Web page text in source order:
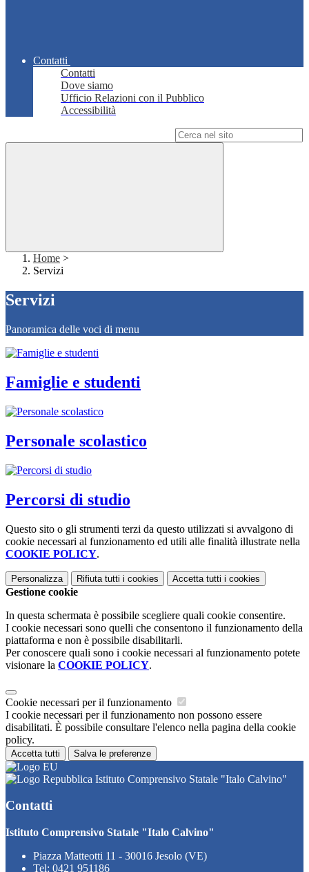
Contatti
Contatti
Dove siamo
Ufficio Relazioni con il Pubblico
Accessibilità
Home >
Servizi
Servizi
Panoramica delle voci di menu
Famiglie e studenti
Personale scolastico
Percorsi di studio
Questo sito o gli strumenti terzi da questo utilizzati si avvalgono di
cookie necessari al funzionamento ed utili alle finalità illustrate nella
COOKIE POLICY.
Personalizza Rifiuta tutti i cookies Accetta tutti i cookies
Gestione cookie
In questa schermata è possibile scegliere quali cookie consentire.
I cookie necessari sono quelli che consentono il funzionamento della
piattaforma e non è possibile disabilitarli.
Per conoscere quali sono i cookie necessari al funzionamento potete
visionare la COOKIE POLICY.
Cookie necessari per il funzionamento
I cookie necessari per il funzionamento non possono essere
disabilitati. È possibile consultare l'elenco nella pagina della cookie
policy.
Accetta tutti Salva le preferenze
Istituto Comprensivo Statale "Italo Calvino"
Contatti
Istituto Comprensivo Statale "Italo Calvino"
Piazza Matteotti 11 - 30016 Jesolo (VE)
Tel: 0421 951186